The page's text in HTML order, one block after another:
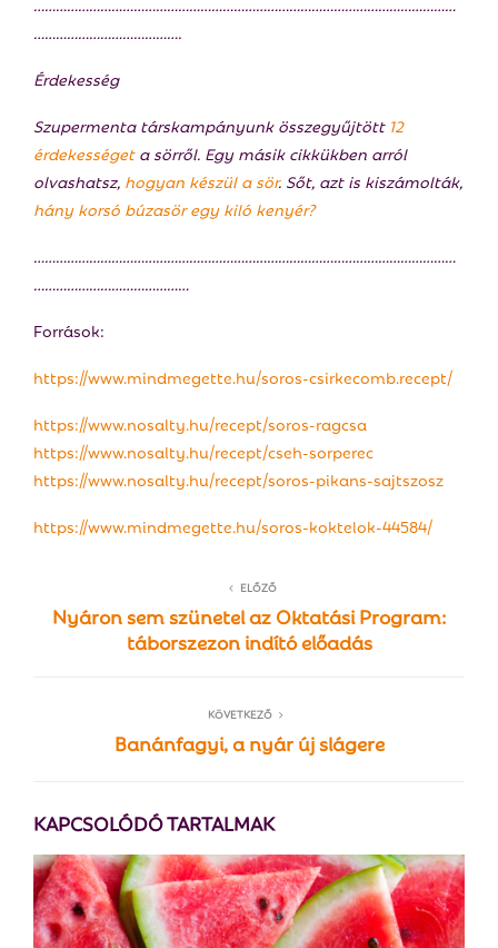
………………………………….
Érdekesség
Szupermenta társkampányunk összegyűjtött 12
érdekességeta sörről. Egy másik cikkükben arról
olvashatsz, hogyan készül a sör. Sőt, azt is kiszámolták,
hány korsó búzasör egy kiló kenyér?
……………………………………………………………………………………………………
……………………………………
Források:
https://www.mindmegette.hu/soros-csirkecomb.recept/
https://www.nosalty.hu/recept/soros-ragcsa
https://www.nosalty.hu/recept/cseh-sorperec
https://www.nosalty.hu/recept/soros-pikans-sajtszosz
https://www.mindmegette.hu/soros-koktelok-44584/
ELŐZŐ
Nyáron sem szünetel az Oktatási Program:
táborszezon indító előadás
KÖVETKEZŐ
Banánfagyi, a nyár új slágere
KAPCSOLÓDÓ TARTALMAK